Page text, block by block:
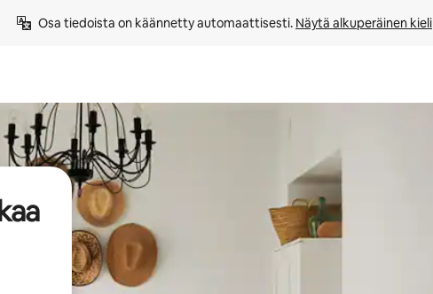
Osa tiedoista on käännetty automaattisesti. Näytä alkuperäinen kieli